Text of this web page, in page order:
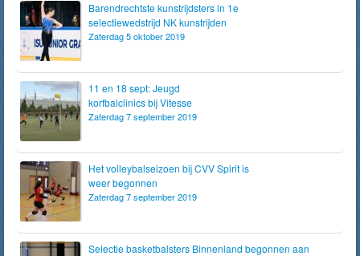
Barendrechtste kunstrijdsters in 1e
selectiewedstrijd NK kunstrijden
Zaterdag 5 oktober 2019
11 en 18 sept: Jeugd
korfbalclinics bij Vitesse
Zaterdag 7 september 2019
Het volleybalseizoen bij CVV Spirit is
weer begonnen
Zaterdag 7 september 2019
Selectie basketbalsters Binnenland begonnen aan